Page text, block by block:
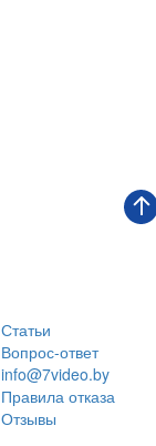
Статьи
Вопрос-ответ
info@7video.by
Правила отказа
Отзывы